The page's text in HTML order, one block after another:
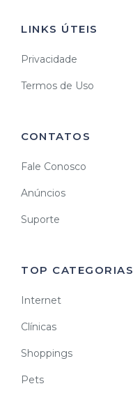
LINKS ÚTEIS
Privacidade
Termos de Uso
CONTATOS
Fale Conosco
Anúncios
Suporte
TOP CATEGORIAS
Internet
Clínicas
Shoppings
Pets